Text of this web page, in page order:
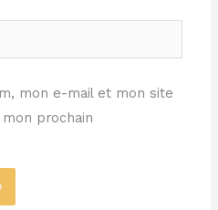
mon e-mail et mon site
prochain